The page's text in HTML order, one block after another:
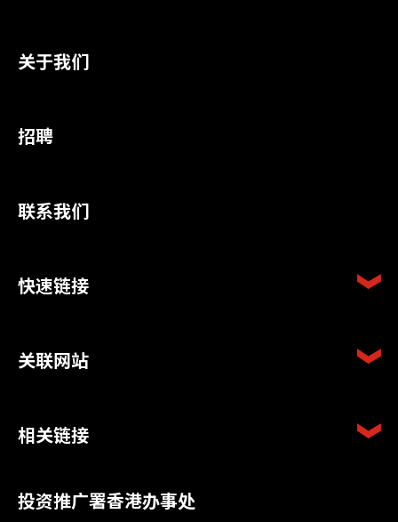
关于我们
招聘
联系我们
快速链接
关联网站
相关链接
投资推广署香港办事处